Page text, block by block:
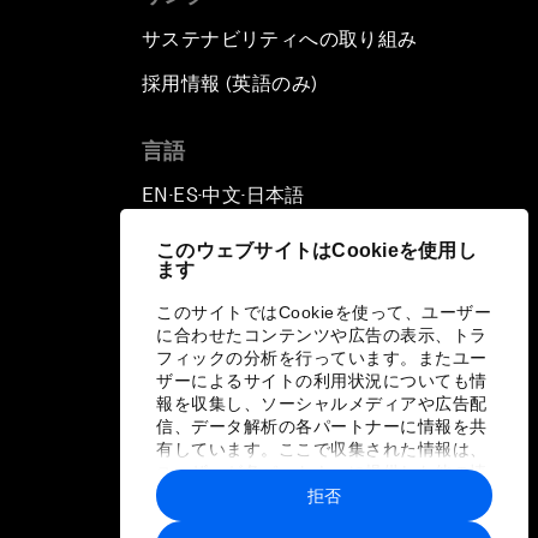
このウェブサイトはCookieを使用し
ます
このサイトではCookieを使って、ユーザー
に合わせたコンテンツや広告の表示、トラ
フィックの分析を行っています。またユー
ザーによるサイトの利用状況についても情
報を収集し、ソーシャルメディアや広告配
信、データ解析の各パートナーに情報を共
有しています。ここで収集された情報は、
ユーザーが各パートナーに提供した他の情
報や各パートナーのサービスを使用した際
に収集された情報と組み合わされ、各パー
拒否
サステナビリティへの取り組み
採用情報 (英語のみ)
言語
EN ▪ ES▪中文▪ 日本語